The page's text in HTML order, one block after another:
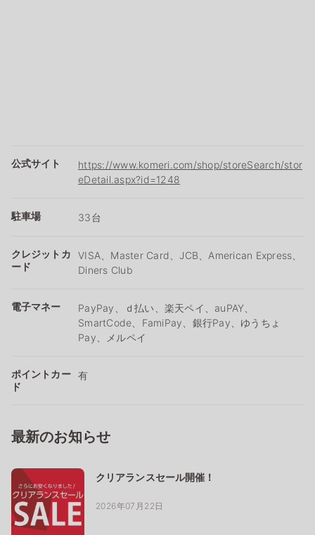
公式サイト
https://www.komeri.com/shop/storeSearch/stor
eDetail.aspx?id=1248
駐車場 33台
クレジットカ
ード
VISA、Master Card、JCB、American Express、
Diners Club
電子マネー
PayPay、ｄ払い、楽天ペイ、auPAY、
SmartCode、FamiPay、銀行Pay、ゆうちょ
Pay、メルペイ
ポイントカー
ド
有
最新のお知らせ
クリアランスセール開催！
2026年07月22日